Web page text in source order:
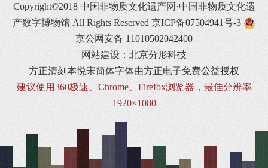
Copyright©2018 中国非物质文化遗产网·中国非物质文化遗
产数字博物馆 All Rights Reserved 京ICP备07504941号-3
京公网安备 11010502042400
网站建设：北京分形科技
方正清刻本悦宋简体字体由方正电子免费公益授权
建议使用360极速、Chrome、Firefox浏览器，最佳分辨率
1920×1080